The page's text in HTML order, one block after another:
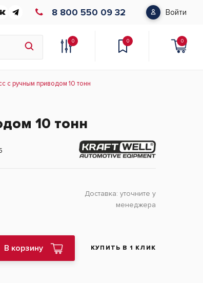
8 800 550 09 32 Войти
0 0 0
с ручным приводом 10 тонн
10 тонн
Доставка: уточните у
менеджера
В корзину КУПИТЬ В 1 КЛИК